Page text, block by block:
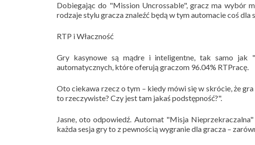
Dobiegając do "Mission Uncrossable", gracz ma wybór
rodzaje stylu gracza znaleźć będą w tym automacie coś dla
RTP i Właczność
Gry kasynowe są mądre i inteligentne, tak samo jak
automatycznych, które oferują graczom 96.04% RTPracę.
Oto ciekawa rzecz o tym – kiedy mówi się w skrócie, że
to rzeczywiste? Czy jest tam jakaś podstępność?".
Jasne, oto odpowiedź. Automat "Misja
każda sesja gry to z pewnością wygranie dla gracza –